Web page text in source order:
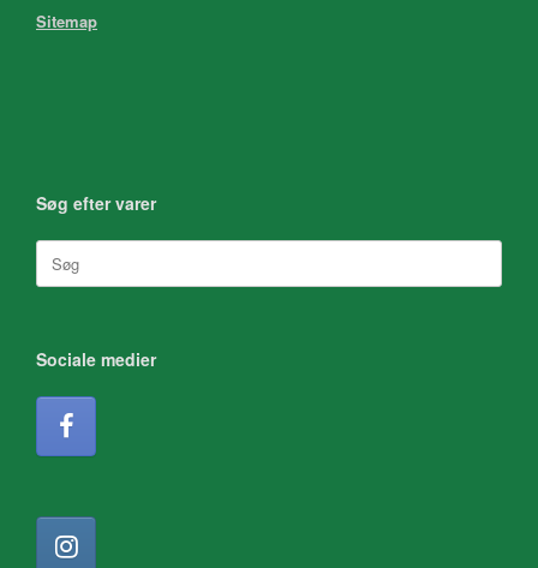
Sitemap
Søg efter varer
Søg
efter:
Sociale medier